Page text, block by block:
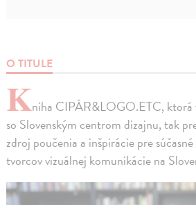
O TITULE
Kniha CIPÁR&LOGO.ETC, ktorá
so Slovenským centrom dizajnu, tak
zdroj poučenia a inšpirácie pre
tvorcov vizuálnej komunikácie na